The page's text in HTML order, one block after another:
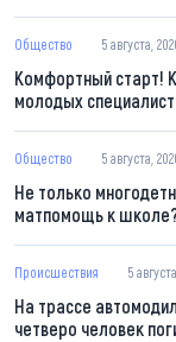
Общество 5 августа,
Комфортный старт!
молодых
Общество 5 августа,
Не только
матпомощь к
Происшествия 5
На трассе
четверо человек